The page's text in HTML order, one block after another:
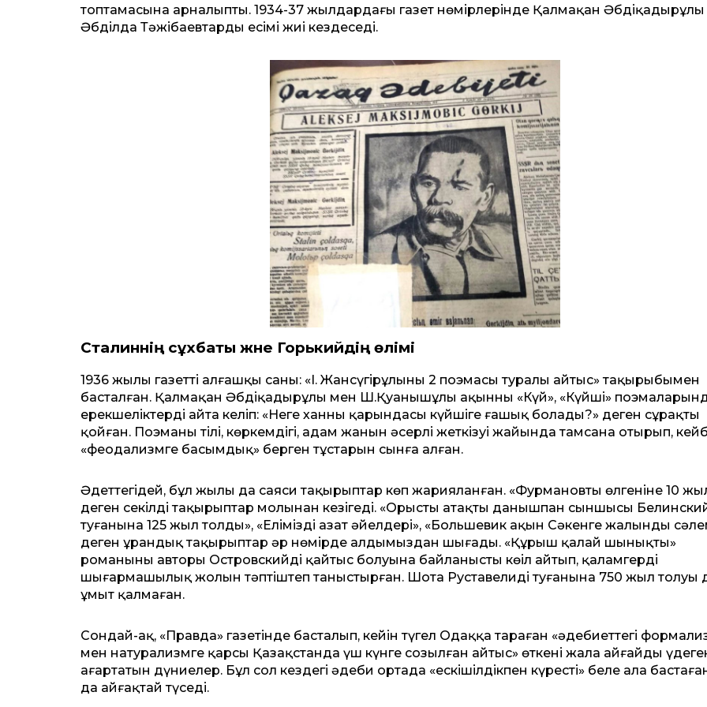
топтамасына арналыпты. 1934-37 жылдардағы газет нөмірлерінде Қалмақан
Әбділда Тәжібаевтардың есімі жиі кездеседі.
Сталиннің сұхбаты және Горькийдің өлімі
1936 жылы газеттің алғашқы саны: «І. Жансүгірұлының 2 поэмасы туралы айтыс» тақырыбымен
басталған. Қалмақан Әбдіқадырұлы мен Ш.Қуанышұлы ақын­ның «Күй», «Күйші»
ерек­шеліктерді айта келіп: «Неге ханның қарындасы күйшіге ғашық болады?» деген сұрақты
қойған. Поэманың тілі, көркемдігі, адам жанын әсерлі жеткізуі жайында тамсана отырып,
«феодализмге басымдық» берген тұстарын сынға алған.
Әдеттегідей, бұл жылы да саяси та­қы­рып­тар көп жарияланған. «Фурма­нов­­тың өлгеніне 10
деген секілді тақырыптар молынан кезігеді. «Орыстың атақты данышпан сыншысы
туғанына 125 жыл толды», «Еліміздің азат әйелдері», «Большевик ақын Сәкенге жалынды
деген ұрандық тақырыптар әр нөмірде алдымыздан шығады. «Құрыш қалай шынықты»
романының авторы Островскийдің қайтыс болуына байланысты көңіл айтып, қаламгердің
шығармашылық жолын тәптіштеп таныс­тырған. Шота Руставелидің туғанына 750 жыл толуы
ұмыт қалмаған.
Сондай-ақ, «Правда» газетінде басталып, кейін түгел Одаққа тараған «әдебиеттегі
мен натурализмге қарсы Қазақстанда үш күнге созылған айтыс» өткені жалаң айғайдың
аңғартатын дүниелер. Бұл сол кездегі әдеби ортада «ескішілдікпен күрестің» белең ала
да айғақтай түседі.